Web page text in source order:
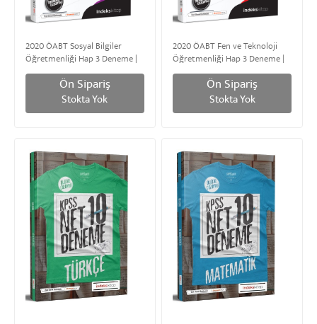
2020 ÖABT Sosyal Bilgiler
Öğretmenliği Hap 3 Deneme |
Tamamı Çözümlü
Ön Sipariş
Stokta Yok
2020 ÖABT Fen ve Teknoloji
Öğretmenliği Hap 3 Deneme |
Tamamı Çözümlü
Ön Sipariş
Stokta Yok